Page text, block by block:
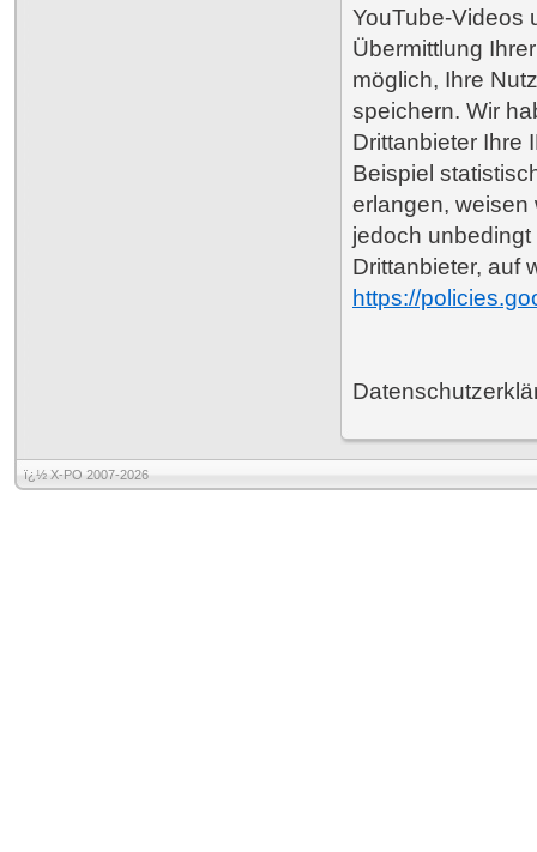
YouTube-Videos
Übermittlung
möglich, Ihre
speichern. Wir
Drittanbieter Ihre
Beispiel
erlangen, weisen
jedoch
Drittanbieter, auf
https://
ï¿½ X-PO 2007-2026